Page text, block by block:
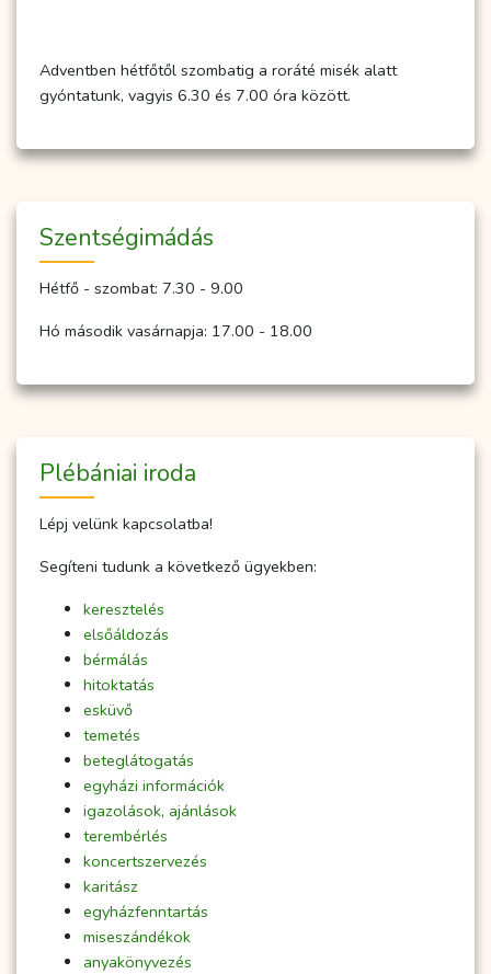
Adventben hétfőtől szombatig a roráté misék alatt
gyóntatunk, vagyis 6.30 és 7.00 óra között.
Szent­ség­imá­dás
Hétfő - szombat: 7.30 - 9.00
Hó második vasárnapja: 17.00 - 18.00
Plébániai iroda
Lépj velünk kapcsolatba!
Segíteni tudunk a következő ügyekben:
keresztelés
elsőáldozás
bérmálás
hitoktatás
esküvő
temetés
beteglátogatás
egyházi információk
igazolások, ajánlások
terembérlés
koncertszervezés
karitász
egyházfenntartás
miseszándékok
anyakönyvezés